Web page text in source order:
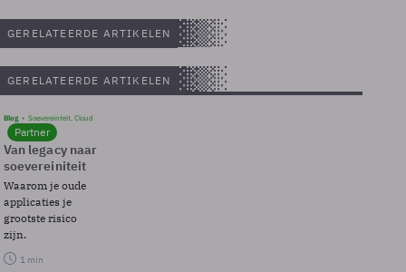
GERELATEERDE ARTIKELEN
GERELATEERDE ARTIKELEN
Blog Soevereinteit, Cloud
Partner
Van legacy naar
soevereiniteit
Waarom je oude
applicaties je
grootste risico
zijn.
1 min